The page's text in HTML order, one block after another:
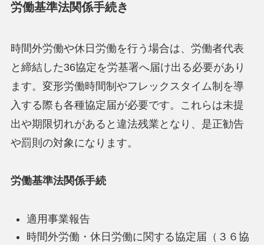
労働基準法関係手続き
時間外労働や休日労働を行う場合は、労働者代表
と締結した36協定を労基署へ届け出る必要があり
ます。変形労働時間制やフレックスタイム制を導
入する際も各種協定届が必要です。これらは未提
出や期限切れがあると違法残業となり、是正勧告
や罰則の対象になります。
労働基準法関係手続
適用事業報告
時間外労働・休日労働に関する協定届（３６協